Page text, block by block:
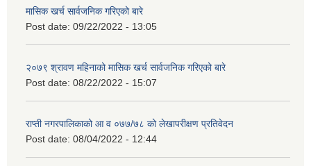
मासिक खर्च सार्वजनिक गरिएको बारे
Post date: 09/22/2022 - 13:05
२०७९ श्रावण महिनाको मासिक खर्च सार्वजनिक गरिएको बारे
Post date: 08/22/2022 - 15:07
राप्ती नगरपालिकाको आ व ०७७/७८ को लेखापरीक्षण प्रतिवेदन
Post date: 08/04/2022 - 12:44